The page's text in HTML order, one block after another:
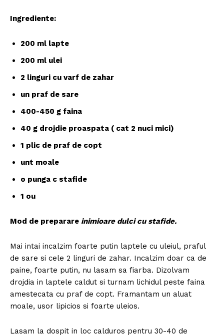
Ingrediente:
200 ml lapte
200 ml ulei
2 linguri cu varf de zahar
un praf de sare
400-450 g faina
40 g drojdie proaspata ( cat 2 nuci mici)
1 plic de praf de copt
unt moale
o punga c stafide
1 ou
Mod de preparare inimioare dulci cu stafide.
Mai intai incalzim foarte putin laptele cu uleiul, praful
de sare si cele 2 linguri de zahar. Incalzim doar ca de
paine, foarte putin, nu lasam sa fiarba. Dizolvam
drojdia in laptele caldut si turnam lichidul peste faina
amestecata cu praf de copt. Framantam un aluat
moale, usor lipicios si foarte uleios.
Lasam la dospit in loc calduros pentru 30-40 de